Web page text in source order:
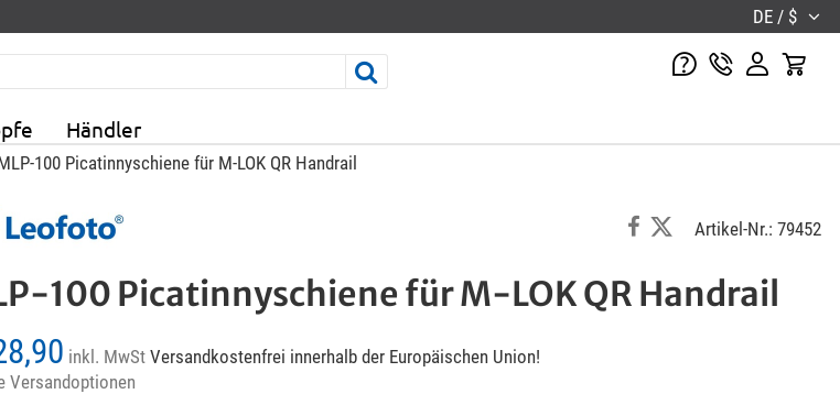
DE / $
Händler
100 Picatinnyschiene für M-LOK QR Handrail
Artikel-Nr.: 79452
100 Picatinnyschiene für M-LOK QR Handrail
inkl. MwStVersandkostenfrei innerhalb der Europäischen Union!
Versandoptionen